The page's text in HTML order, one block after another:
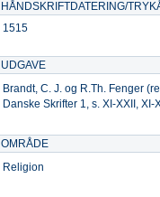
HÅNDSKRIFTDATERING/
1515
UDGAVE
Brandt, C. J. og R.Th. Fenger
Danske Skrifter 1, s. XI-XXII,
OMRÅDE
Religion